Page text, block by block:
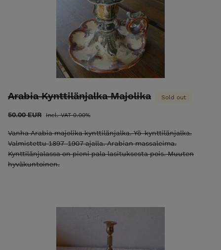
Arabia Kynttilänjalka Majolika Sold out
50.00 EUR Incl. VAT 0.00%
Vanha Arabia majolika kynttilänjalka. Yö-kynttilänjalka.
Valmistettu 1897-1907 ajalla. Arabian massaleima.
Kynttilänjalassa on pieni pala lasituksesta pois. Muuten
hyväkuntoinen.